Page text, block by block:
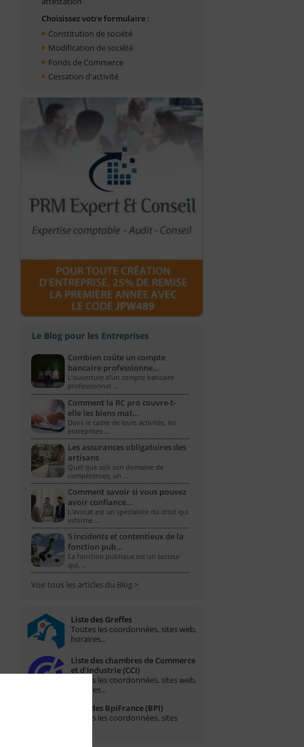
Choisissez votre formulaire :
Constitution de société
Modification de société
Fonds de Commerce
Cessation d'activité
Le Blog pour les Entreprises
Combien coûte un compte
bancaire professionne…
L’ouverture d’un compte bancaire
professionnel …
Comment la RC pro couvre-t-
elle les biens mat…
Dans le cadre de leurs activités, les
entreprises …
Les assurances obligatoires des
artisans
Quel que soit son domaine de
compétences, un …
Comment savoir si vous pouvez
avoir confiance…
L'avocat est un spécialiste du droit qui
informe …
5 incidents et contentieux de la
fonction pub…
La fonction publique est un secteur
qui, …
Voir tous les articles du Blog >
Liste des Greffes
Toutes les coordonnées, sites web,
horaires...
Liste des chambres de Commerce
et d'Industrie (CCI)
Toutes les coordonnées, sites web,
horaires...
Liste des BpiFrance (BPI)
Toutes les coordonnées, sites